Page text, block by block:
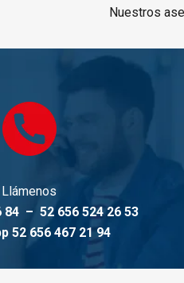
Nuestros
Llámenos
84 – 52 656 524 26 53
52 656 467 21 94